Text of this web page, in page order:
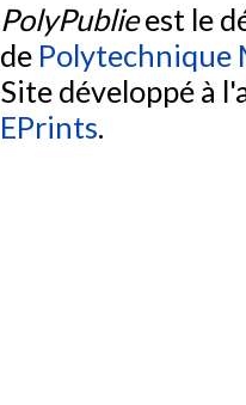
PolyPublieest le
de Polytechnique
Site développé à
EPrints.